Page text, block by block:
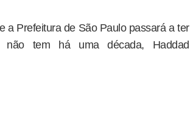
a Prefeitura de São Paulo passará a ter
não tem há uma década, Haddad